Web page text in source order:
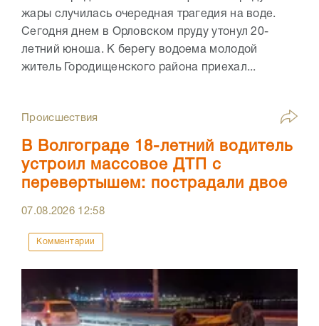
жары случилась очередная трагедия на воде.
Сегодня днем в Орловском пруду утонул 20-
летний юноша. К берегу водоема молодой
житель Городищенского района приехал...
Происшествия
В Волгограде 18-летний водитель
устроил массовое ДТП с
перевертышем: пострадали двое
07.08.2026 12:58
Комментарии